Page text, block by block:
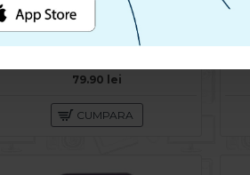
79.90 lei
CUMPARA